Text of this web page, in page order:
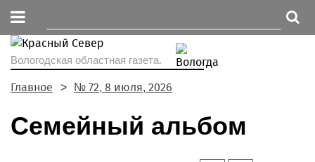
Вологодская областная газета.
Главное № 72, 8 июля, 2026
Семейный альбом